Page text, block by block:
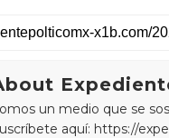
un medio que se
aquí: https://